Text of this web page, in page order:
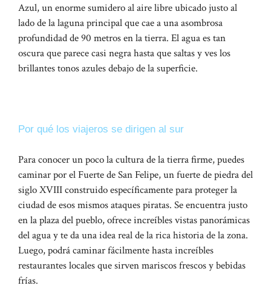
Azul, un enorme sumidero al aire libre ubicado justo al
lado de la laguna principal que cae a una asombrosa
profundidad de 90 metros en la tierra. El agua es tan
oscura que parece casi negra hasta que saltas y ves los
brillantes tonos azules debajo de la superficie.
Por qué los viajeros se dirigen al sur
Para conocer un poco la cultura de la tierra firme, puedes
caminar por el Fuerte de San Felipe, un fuerte de piedra del
siglo XVIII construido específicamente para proteger la
ciudad de esos mismos ataques piratas. Se encuentra justo
en la plaza del pueblo, ofrece increíbles vistas panorámicas
del agua y te da una idea real de la rica historia de la zona.
Luego, podrá caminar fácilmente hasta increíbles
restaurantes locales que sirven mariscos frescos y bebidas
frías.